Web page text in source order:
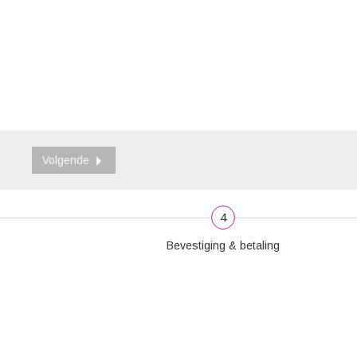
Volgende
4
Bevestiging & betaling